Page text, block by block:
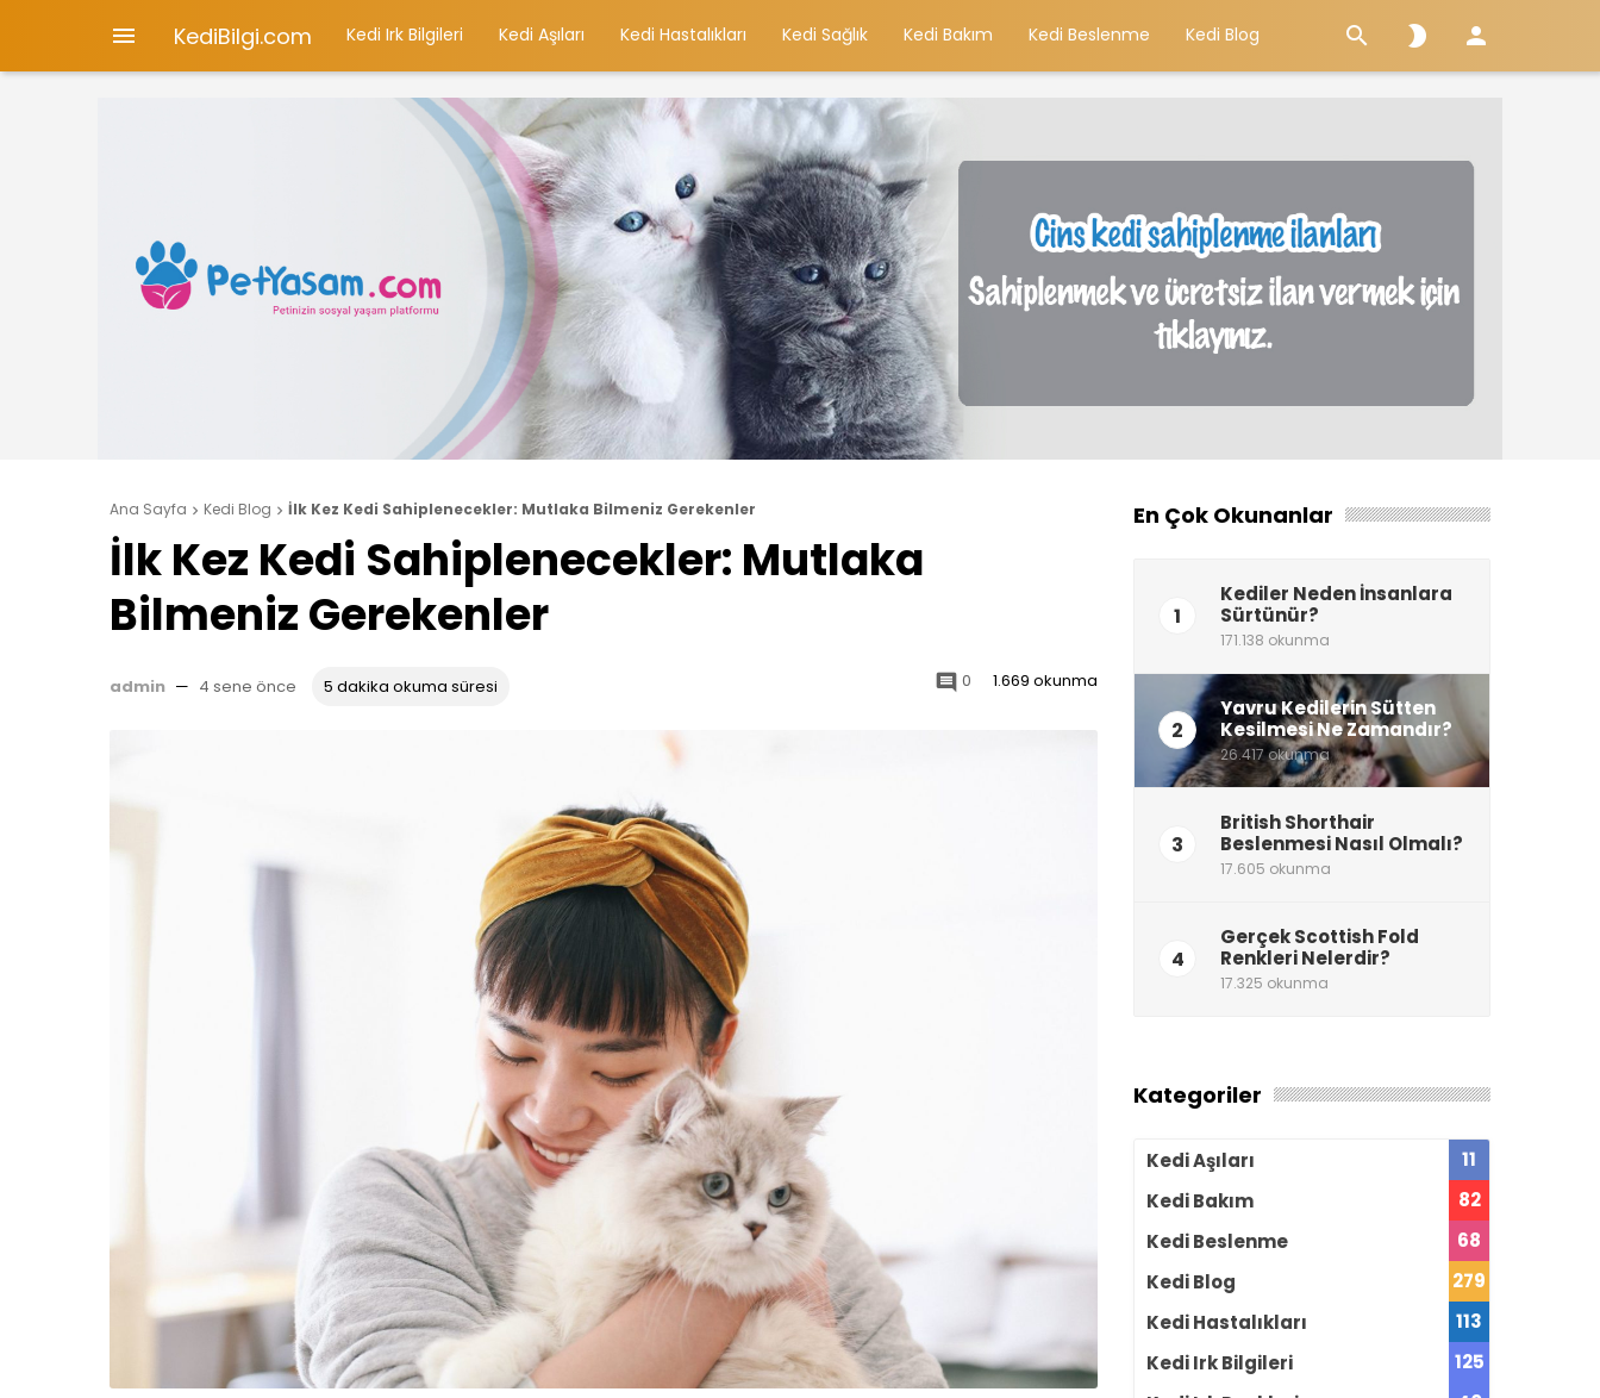
 KediBilgi.com Kedi Irk Bilgileri Kedi Aşıları Kedi Hastalıkları Kedi Sağlık Kedi Bakım Kedi Beslenme Kedi Blog   
Ana Sayfa  Kedi Blog  İlk Kez Kedi Sahiplenecekler: Mutlaka Bilmeniz Gerekenler
İlk Kez Kedi Sahiplenecekler: Mutlaka
Bilmeniz Gerekenler
admin — 4 sene önce 5 dakika okuma süresi  0 1.669 okunma
En Çok Okunanlar
1
Kediler Neden İnsanlara
Sürtünür?
171.138 okunma
2
Yavru Kedilerin Sütten
Kesilmesi Ne Zamandır?
26.417 okunma
3
British Shorthair
Beslenmesi Nasıl Olmalı?
17.605 okunma
4
Gerçek Scottish Fold
Renkleri Nelerdir?
17.325 okunma
Kategoriler
Kedi Aşıları
11
Kedi Bakım
82
Kedi Beslenme
68
Kedi Blog
279
Kedi Hastalıkları
113
Kedi Irk Bilgileri
125